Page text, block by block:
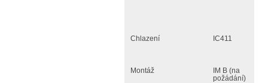
Chlazení IC411
Montáž
IM B (na
požádání)